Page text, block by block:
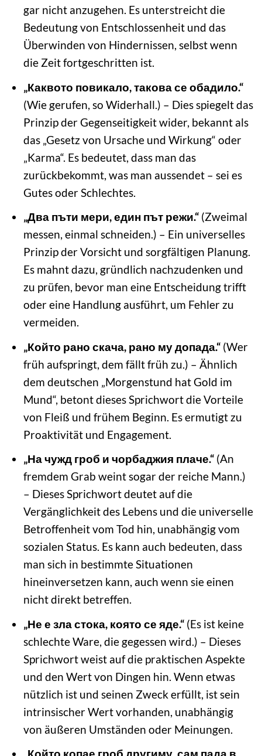
gar nicht anzugehen. Es unterstreicht die
Bedeutung von Entschlossenheit und das
Überwinden von Hindernissen, selbst wenn
die Zeit fortgeschritten ist.
„Каквото повикало, такова се обадило.“
(Wie gerufen, so Widerhall.) – Dies spiegelt das
Prinzip der Gegenseitigkeit wider, bekannt als
das „Gesetz von Ursache und Wirkung“ oder
„Karma“. Es bedeutet, dass man das
zurückbekommt, was man aussendet – sei es
Gutes oder Schlechtes.
„Два пъти мери, един път режи.“(Zweimal
messen, einmal schneiden.) – Ein universelles
Prinzip der Vorsicht und sorgfältigen Planung.
Es mahnt dazu, gründlich nachzudenken und
zu prüfen, bevor man eine Entscheidung trifft
oder eine Handlung ausführt, um Fehler zu
vermeiden.
„Който рано скача, рано му допада.“(Wer
früh aufspringt, dem fällt früh zu.) – Ähnlich
dem deutschen „Morgenstund hat Gold im
Mund“, betont dieses Sprichwort die Vorteile
von Fleiß und frühem Beginn. Es ermutigt zu
Proaktivität und Engagement.
„На чужд гроб и чорбаджия плаче.“(An
fremdem Grab weint sogar der reiche Mann.)
– Dieses Sprichwort deutet auf die
Vergänglichkeit des Lebens und die universelle
Betroffenheit vom Tod hin, unabhängig vom
sozialen Status. Es kann auch bedeuten, dass
man sich in bestimmte Situationen
hineinversetzen kann, auch wenn sie einen
nicht direkt betreffen.
„Не е зла стока, която се яде.“(Es ist keine
schlechte Ware, die gegessen wird.) – Dieses
Sprichwort weist auf die praktischen Aspekte
und den Wert von Dingen hin. Wenn etwas
nützlich ist und seinen Zweck erfüllt, ist sein
intrinsischer Wert vorhanden, unabhängig
von äußeren Umständen oder Meinungen.